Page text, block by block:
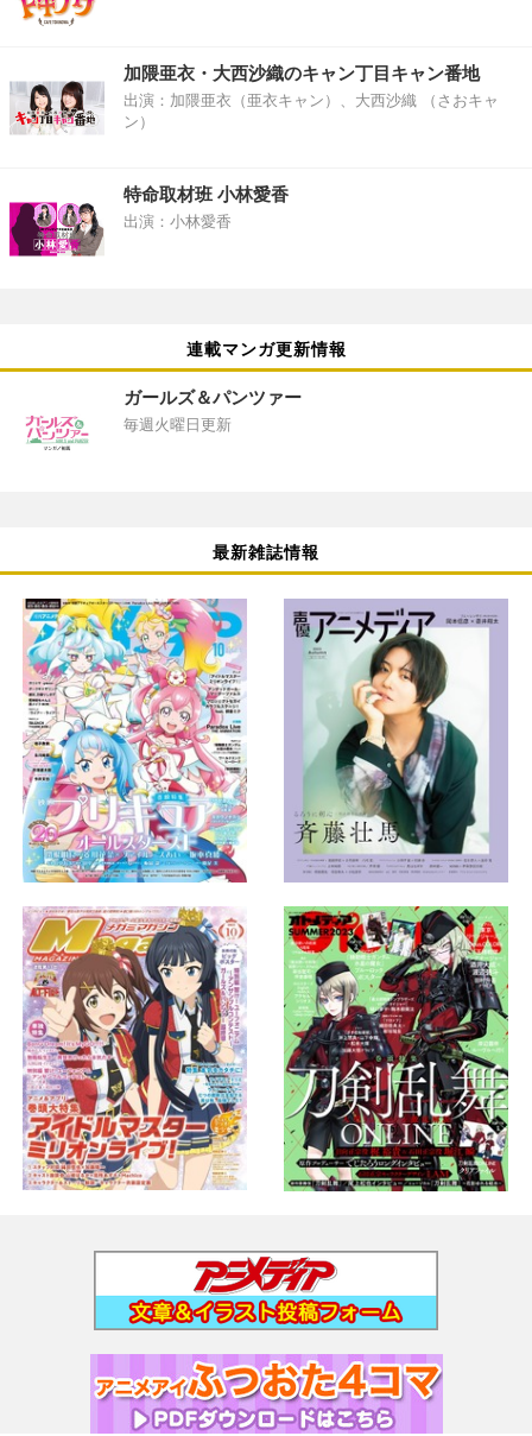
加隈亜衣・大西沙織のキャン丁目キャン番地
出演：加隈亜衣（亜衣キャン）、大西沙織 （さおキャ
ン）
特命取材班 小林愛香
出演：小林愛香
連載マンガ更新情報
ガールズ＆パンツァー
毎週火曜日更新
最新雑誌情報